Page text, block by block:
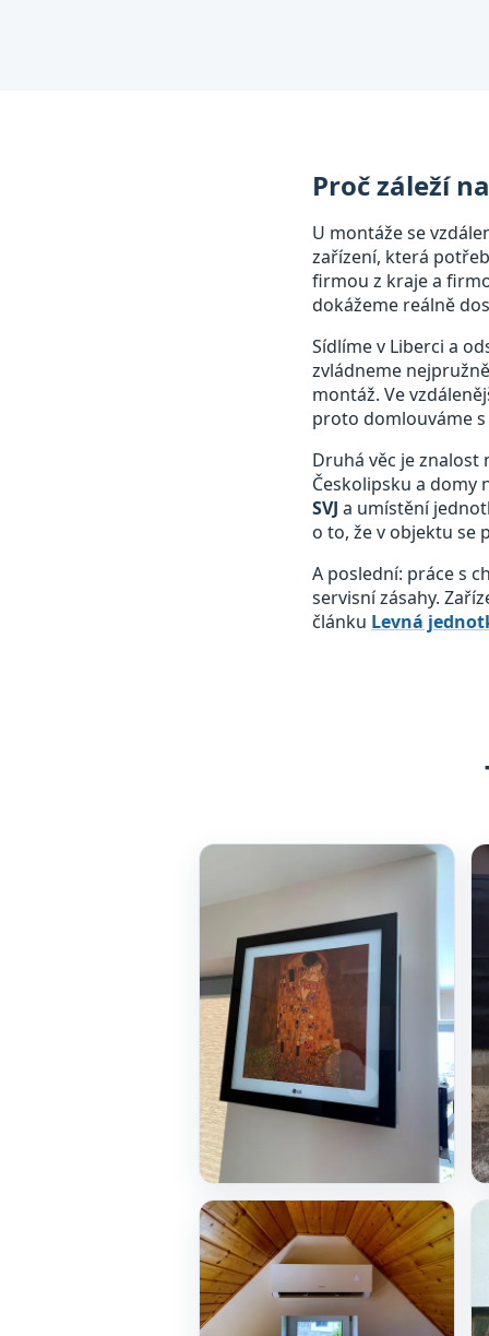
Proč záleží
U montáže se
zařízení, která
firmou z kraje a
dokážeme reálně
Sídlíme v Liberci a
zvládneme
montáž. Ve
proto domlouváme
Druhá věc je znalost
Českolipsku a domy
SVJ a umístění
o to, že v objektu se
A poslední: práce s
servisní zásahy.
článku Levná